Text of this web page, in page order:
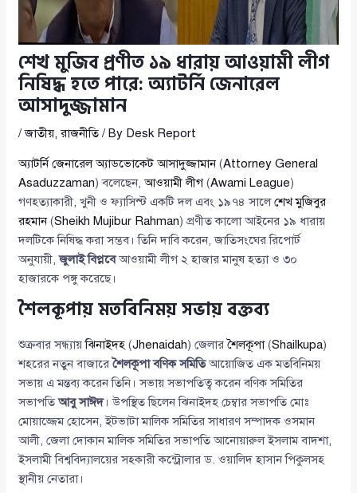
শেখ মুজিব প্রণীত ১৯ ধারায় আওয়ামী লীগ
নিষিদ্ধ হতে পারে: অ্যাটর্নি জেনারেল
আসাদুজ্জামান
/জাতীয়,রাজনীতি/ By Desk Report
অ্যাটর্নি জেনারেল অ্যাডভোকেট আসাদুজ্জামান(Attorney General
Asaduzzaman) বলেছেন,আওয়ামী লীগ(Awami League)
গণহত্যাকারী, খুনী ও ফ্যাসিস্ট একটি দল এবং ১৯৭৪ সালেশেখ মুজিবুর
রহমান(Sheikh Mujibur Rahman) প্রণীত কালো আইনের ১৯ ধারায়
দলটিকে নিষিদ্ধ করা সম্ভব। তিনি দাবি করেন, জাতিসংঘের রিপোর্ট
অনুযায়ী,জুলাই বিপ্লবেআওয়ামী লীগ ২ হাজার মানুষ হত্যা ও ৩০
হাজারকে পঙ্গু করেছে।
শৈলকূপায় মতবিনিময় সভায় বক্তব্য
শুক্রবার সন্ধ্যায়ঝিনাইদহ (Jhenaidah) জেলারশৈলকূপা(Shailkupa)
শহরের নতুন বাজারেশৈলকূপা বণিক সমিতিআয়োজিত এক মতবিনিময়
সভায় এ মন্তব্য করেন তিনি। সভায় সভাপতিত্ব করেন বণিক সমিতির
সভাপতিআবু সাঈদ। উপস্থিত ছিলেন ঝিনাইদহ চেম্বার সভাপতি মোঃ
মোয়াজ্জেম হোসেন, ইটভাটা মালিক সমিতির সাধারণ সম্পাদক ওসমান
আলী, জেলা দোকান মালিক সমিতির সভাপতি আনোয়ারুল ইসলাম বাদশা,
ইসলামী বিশ্ববিদ্যালয়ের সহকারী কন্ট্রোলার ড. ওয়ালিদ হাসান পিকুলসহ
স্থানীয় নেতারা।